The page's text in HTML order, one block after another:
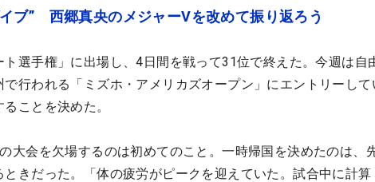
イブ” 西郷真央のメジャーVを改めて振り返ろう
ト選手権」に出場し、4日間を戦って31位で終えた。今週は自
行われる「ミズホ・アメリカズオープン」にエントリーして
ことを決めた。
大会を欠場するのは初めてのこと。一時帰国を決めたのは、
きだった。「体の疲労がピークを迎えていた。試合中に計算